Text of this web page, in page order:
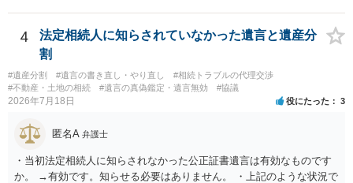
能と思われます。時間が思った以上にないので必要書類をてきぱきと
揃える必要があります。その点是非御注意ください。
4
法定相続人に知らされていなかった遺言と遺産分
割
#遺産分割 #遺言の書き直し・やり直し
#相続トラブルの代理交渉
#不動産・土地の相続
#遺言の真偽鑑定・遺言無効 #協議
2026年7月18日 役にたった 3
匿名A 弁護士
・当初法定相続人に知らされなかった公正証書遺言は有効なものです
か。 →有効です。知らせる必要はありません。 ・上記のような状況で